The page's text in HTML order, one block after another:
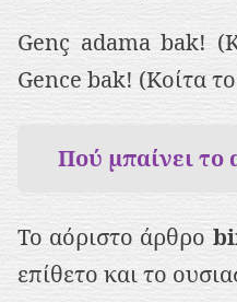
Genç adama bak!
Gence bak! (Κοίτα
Πού μπαίνει
Το αόριστο άρθρο
επίθετο και το